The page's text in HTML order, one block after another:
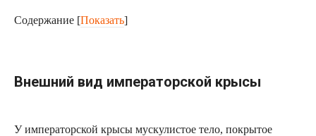
Содержание [Показать]
Внешний вид императорской крысы
У императорской крысы мускулистое тело, покрытое